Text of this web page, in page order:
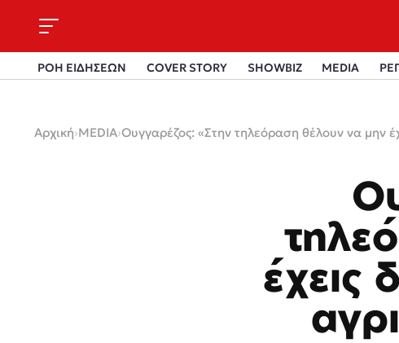
ΡΟΗ ΕΙΔΗΣΕΩΝ COVER STORY SHOWBIZ MEDIA
Αρχική›MEDIA›Ουγγαρέζος: «Στην τηλεόραση θέλουν να μην
έχεις